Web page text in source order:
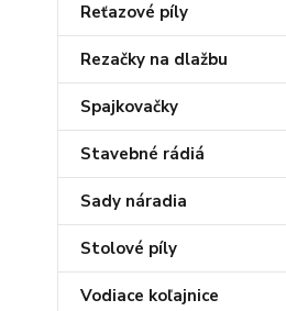
Reťazové píly
Rezačky na dlažbu
Spajkovačky
Stavebné rádiá
Sady náradia
Stolové píly
Vodiace koľajnice